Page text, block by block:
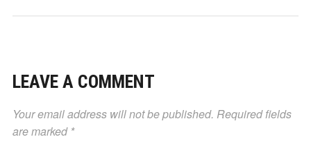
LEAVE A COMMENT
Your email address will not be published. Required fields
are marked *